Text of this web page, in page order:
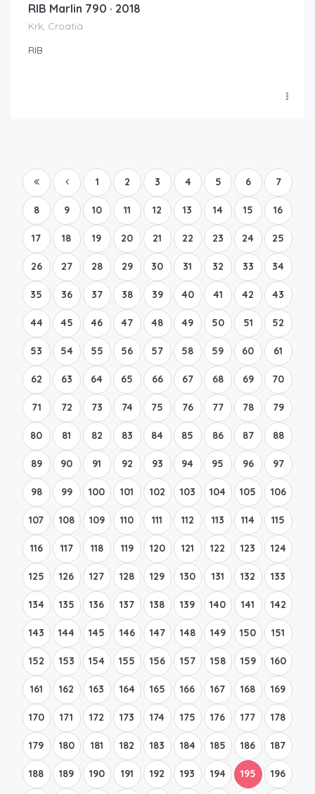
RIB Marlin 790 · 2018
Krk, Croatia
RIB
1 2 3 4 5 6 7
8 9 10 11 12 13 14 15 16
17 18 19 20 21 22 23 24 25
26 27 28 29 30 31 32 33 34
35 36 37 38 39 40 41 42 43
44 45 46 47 48 49 50 51 52
53 54 55 56 57 58 59 60 61
62 63 64 65 66 67 68 69 70
71 72 73 74 75 76 77 78 79
80 81 82 83 84 85 86 87 88
89 90 91 92 93 94 95 96 97
98 99 100 101 102 103 104 105 106
107 108 109 110 111 112 113 114 115
116 117 118 119 120 121 122 123 124
125 126 127 128 129 130 131 132 133
134 135 136 137 138 139 140 141 142
143 144 145 146 147 148 149 150 151
152 153 154 155 156 157 158 159 160
161 162 163 164 165 166 167 168 169
170 171 172 173 174 175 176 177 178
179 180 181 182 183 184 185 186 187
188 189 190 191 192 193 194 195 196